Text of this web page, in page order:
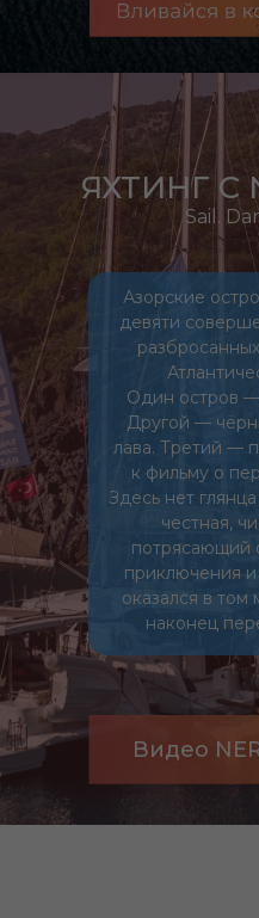
Sail.
Азорские
девяти
Один остров —
Другой —
лава. Третий —
к фильму о
Здесь нет
честная,
потрясающий
приключения
оказался в том
наконец
ЯХТИНГ С
Видео